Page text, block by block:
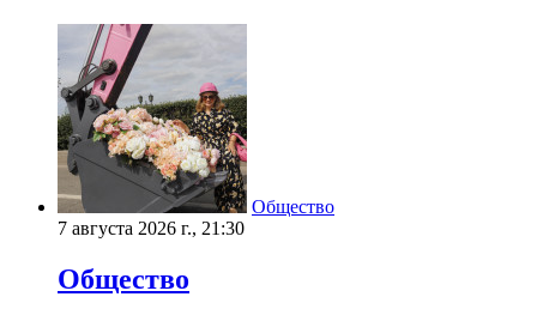
Общество
7 августа 2026 г., 21:30
Общество